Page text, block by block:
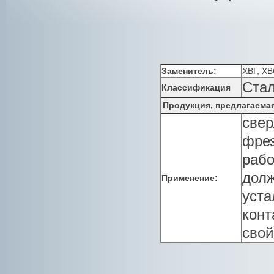
Заменитель:
ХВГ,
Классификация
Продукция,
Применение: